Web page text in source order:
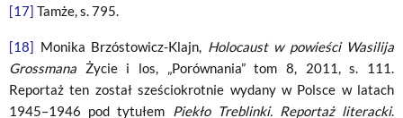
[17] Tamże, s. 795.
[18] Monika Brzóstowicz-Klajn, Holocaust w powieści Wasilija
Grossmana Życie i los, „Porównania” tom 8, 2011, s. 111.
Reportaż ten został sześciokrotnie wydany w Polsce w latach
1945–1946 pod tytułem Piekło Treblinki. Reportaż literacki.